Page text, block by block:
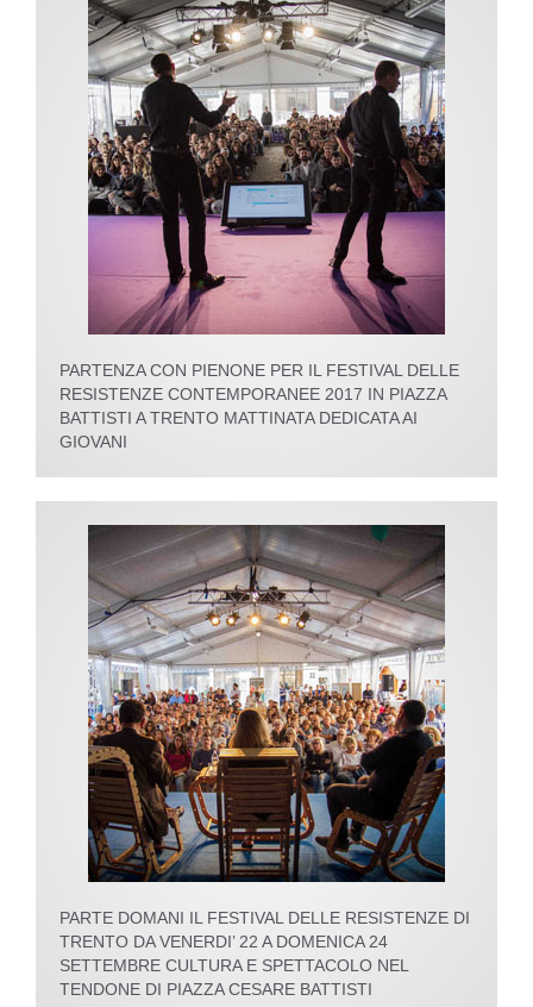
PARTENZA CON PIENONE PER IL FESTIVAL DELLE
RESISTENZE CONTEMPORANEE 2017 IN PIAZZA
BATTISTI A TRENTO MATTINATA DEDICATA AI
GIOVANI
PARTE DOMANI IL FESTIVAL DELLE RESISTENZE DI
TRENTO DA VENERDI’ 22 A DOMENICA 24
SETTEMBRE CULTURA E SPETTACOLO NEL
TENDONE DI PIAZZA CESARE BATTISTI